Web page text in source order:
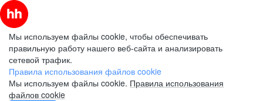
Мы используем файлы cookie, чтобы обеспечивать
правильную работу нашего веб-сайта и анализировать
сетевой трафик.
Правила использования файлов cookie
Мы используем файлы cookie. Правила использования
файлов cookie